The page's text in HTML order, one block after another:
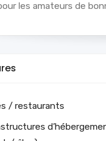
les amateurs de
/ restaurants